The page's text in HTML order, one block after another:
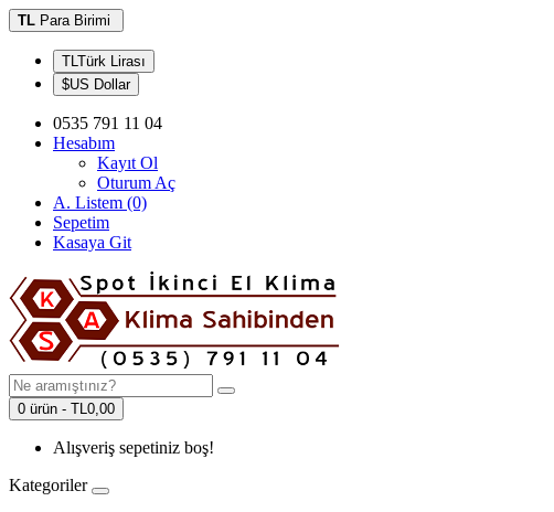
TL Para Birimi
TLTürk Lirası
$US Dollar
0535 791 11 04
Hesabım
Kayıt Ol
Oturum Aç
A. Listem (0)
Sepetim
Kasaya Git
0 ürün - TL0,00
Alışveriş sepetiniz boş!
Kategoriler